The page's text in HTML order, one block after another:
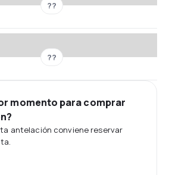
??
??
momento para comprar
antelación conviene reservar